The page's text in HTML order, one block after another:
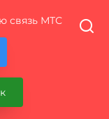
связь МТС